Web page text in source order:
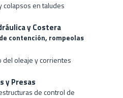
colapsos en taludes
y Costera
contención, rompeolas
del oleaje y corrientes
y Presas
de control de